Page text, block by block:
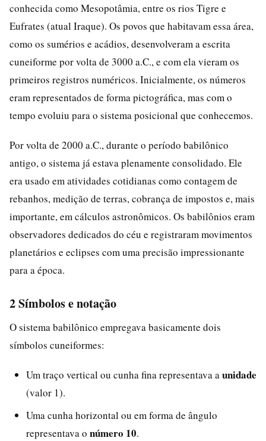
conhecida como Mesopotâmia, entre os rios Tigre e
Eufrates (atual Iraque). Os povos que habitavam essa área,
como os sumérios e acádios, desenvolveram a escrita
cuneiforme por volta de 3000 a.C., e com ela vieram os
primeiros registros numéricos. Inicialmente, os números
eram representados de forma pictográfica, mas com o
tempo evoluiu para o sistema posicional que conhecemos.
Por volta de 2000 a.C., durante o período babilônico
antigo, o sistema já estava plenamente consolidado. Ele
era usado em atividades cotidianas como contagem de
rebanhos, medição de terras, cobrança de impostos e, mais
importante, em cálculos astronômicos. Os babilônios eram
observadores dedicados do céu e registraram movimentos
planetários e eclipses com uma precisão impressionante
para a época.
2 Símbolos e notação
O sistema babilônico empregava basicamente dois
símbolos cuneiformes:
Um traço vertical ou cunha fina representava a unidade
(valor 1).
Uma cunha horizontal ou em forma de ângulo
representava o número 10.